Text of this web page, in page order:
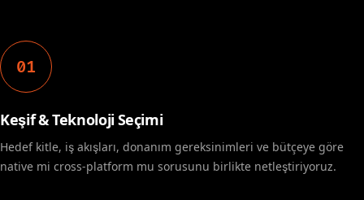
01
Keşif & Teknoloji Seçimi
Hedef kitle, iş akışları, donanım gereksinimleri ve bütçeye göre
native mi cross-platform mu sorusunu birlikte netleştiriyoruz.